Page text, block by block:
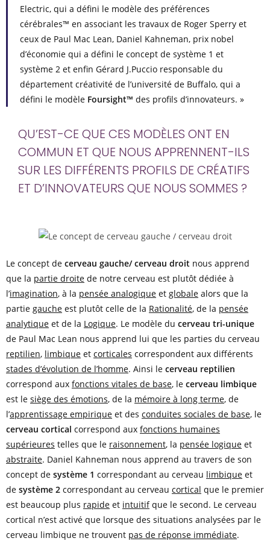
Electric, qui a défini le modèle des préférences
cérébrales™ en associant les travaux de Roger Sperry et
ceux de Paul Mac Lean, Daniel Kahneman, prix nobel
d’économie qui a défini le concept de système 1 et
système 2 et enfin Gérard J.Puccio responsable du
département créativité de l’université de Buffalo, qui a
défini le modèle Foursight™ des profils d’innovateurs. »
QU’EST-CE QUE CES MODÈLES ONT EN
COMMUN ET QUE NOUS APPRENNENT-ILS
SUR LES DIFFÉRENTS PROFILS DE CRÉATIFS
ET D’INNOVATEURS QUE NOUS SOMMES ?
Le concept de cerveau gauche/ cerveau droit nous apprend
que la partie droite de notre cerveau est plutôt dédiée à
l’imagination, à la pensée analogique et globale alors que la
partie gauche est plutôt celle de la Rationalité, de la pensée
analytique et de la Logique. Le modèle du cerveau tri-unique
de Paul Mac Lean nous apprend lui que les parties du cerveau
reptilien, limbique et corticales correspondent aux différents
stades d’évolution de l’homme. Ainsi le cerveau reptilien
correspond aux fonctions vitales de base, le cerveau limbique
est le siège des émotions, de la mémoire à long terme, de
l’apprentissage empirique et des conduites sociales de base, le
cerveau cortical correspond aux fonctions humaines
supérieures telles que le raisonnement, la pensée logique et
abstraite. Daniel Kahneman nous apprend au travers de son
concept de système 1 correspondant au cerveau limbique et
de système 2 correspondant au cerveau cortical que le premier
est beaucoup plus rapide et intuitifque le second. Le cerveau
cortical n’est activé que lorsque des situations analysées par le
cerveau limbique ne trouvent pas de réponse immédiate.